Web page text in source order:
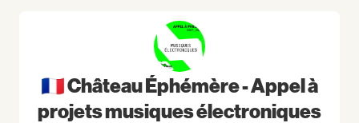
🇫🇷 Château Éphémère - Appel à
projets musiques électroniques